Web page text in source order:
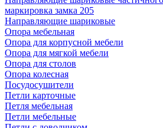
маркировка замка 205
Направляющие шариковые
Опора мебельная
Опора для корпусной мебели
Опора для мягкой мебели
Опора для столов
Опора колесная
Посудосушители
Петли карточные
Петля мебельная
Петли мебельные